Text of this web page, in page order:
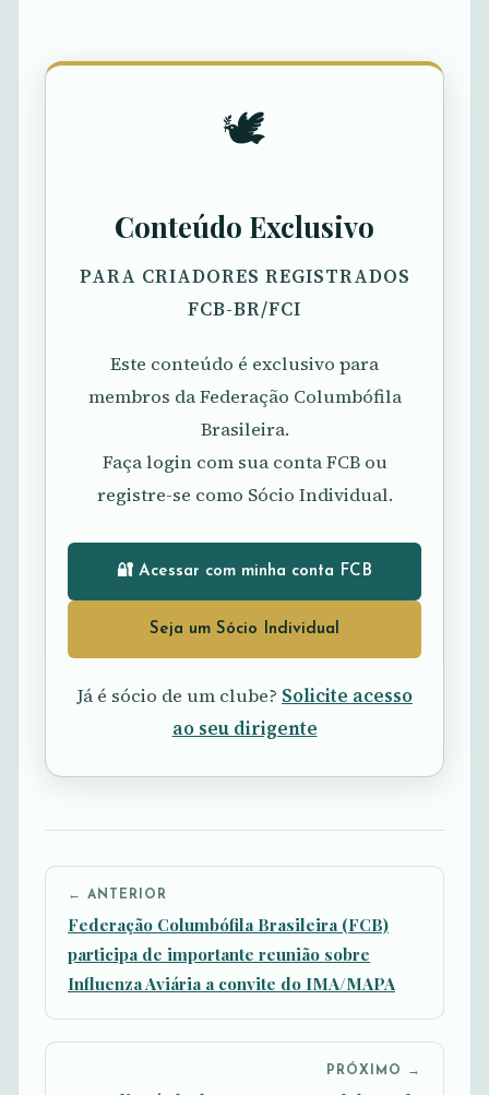
🕊️
Conteúdo Exclusivo
PARA CRIADORES REGISTRADOS
FCB-BR/FCI
Este conteúdo é exclusivo para
membros da Federação Columbófila
Brasileira.
Faça login com sua conta FCB ou
registre-se como Sócio Individual.
🔐 Acessar com minha conta FCB
Seja um Sócio Individual
Já é sócio de um clube? Solicite acesso
ao seu dirigente
← ANTERIOR
Federação Columbófila Brasileira (FCB)
participa de importante reunião sobre
Influenza Aviária a convite do IMA/MAPA
PRÓXIMO →